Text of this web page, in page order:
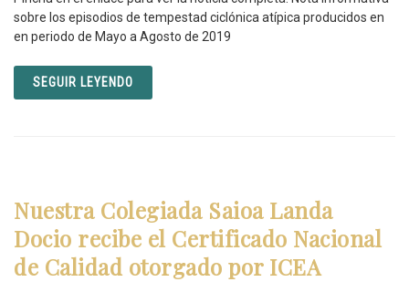
sobre los episodios de tempestad ciclónica atípica producidos en
en periodo de Mayo a Agosto de 2019
SEGUIR LEYENDO
Nuestra Colegiada Saioa Landa
Docio recibe el Certificado Nacional
de Calidad otorgado por ICEA